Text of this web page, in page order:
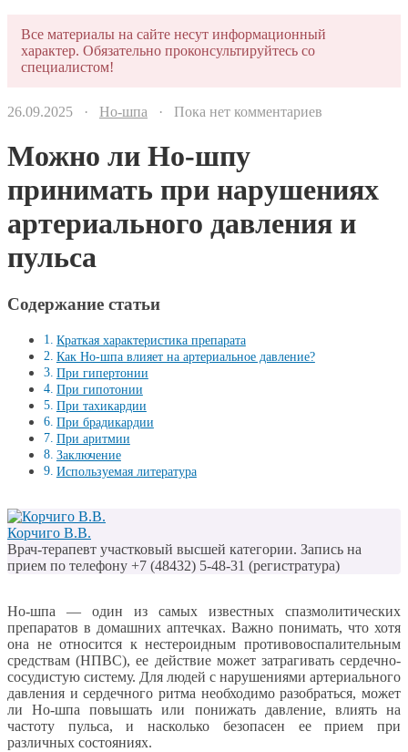
Все материалы на сайте несут информационный
характер. Обязательно проконсультируйтесь со
специалистом!
26.09.2025 · Но-шпа · Пока нет комментариев
Можно ли Но-шпу
принимать при нарушениях
артериального давления и
пульса
Содержание статьи
Краткая характеристика препарата
Как Но-шпа влияет на артериальное давление?
При гипертонии
При гипотонии
При тахикардии
При брадикардии
При аритмии
Заключение
Используемая литература
Корчиго В.В.
Врач-терапевт участковый высшей категории. Запись на
прием по телефону +7 (48432) 5-48-31 (регистратура)
Но-шпа — один из самых известных спазмолитических
препаратов в домашних аптечках. Важно понимать, что хотя
она не относится к нестероидным противовоспалительным
средствам (НПВС), ее действие может затрагивать сердечно-
сосудистую систему. Для людей с нарушениями артериального
давления и сердечного ритма необходимо разобраться, может
ли Но-шпа повышать или понижать давление, влиять на
частоту пульса, и насколько безопасен ее прием при
различных состояниях.